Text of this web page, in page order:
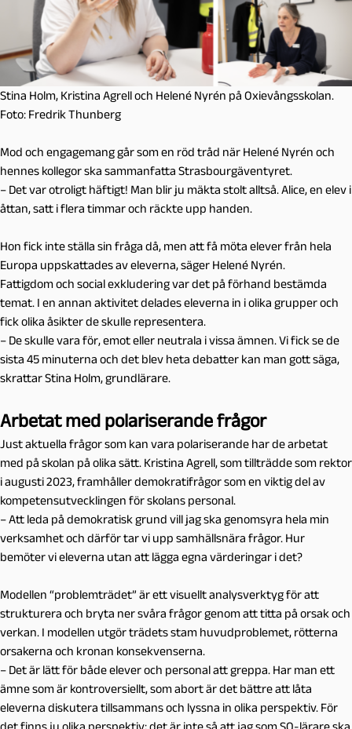
Stina Holm, Kristina Agrell och Helené Nyrén på Oxievångsskolan.
Foto: Fredrik Thunberg
Mod och engagemang går som en röd tråd när Helené Nyrén och
hennes kollegor ska sammanfatta Strasbourgäventyret.
– Det var otroligt häftigt! Man blir ju mäkta stolt alltså. Alice, en elev i
åttan, satt i flera timmar och räckte upp handen.
Hon fick inte ställa sin fråga då, men att få möta elever från hela
Europa uppskattades av eleverna, säger Helené Nyrén.
Fattigdom och social exkludering var det på förhand bestämda
temat. I en annan aktivitet delades eleverna in i olika grupper och
fick olika åsikter de skulle representera.
– De skulle vara för, emot eller neutrala i vissa ämnen. Vi fick se de
sista 45 minuterna och det blev heta debatter kan man gott säga,
skrattar Stina Holm, grundlärare.
Arbetat med polariserande frågor
Just aktuella frågor som kan vara polariserande har de arbetat
med på skolan på olika sätt. Kristina Agrell, som tillträdde som rektor
i augusti 2023, framhåller demokratifrågor som en viktig del av
kompetensutvecklingen för skolans personal.
– Att leda på demokratisk grund vill jag ska genomsyra hela min
verksamhet och därför tar vi upp samhällsnära frågor. Hur
bemöter vi eleverna utan att lägga egna värderingar i det?
Modellen “problemträdet” är ett visuellt analysverktyg för att
strukturera och bryta ner svåra frågor genom att titta på orsak och
verkan. I modellen utgör trädets stam huvudproblemet, rötterna
orsakerna och kronan konsekvenserna.
– Det är lätt för både elever och personal att greppa. Har man ett
ämne som är kontroversiellt, som abort är det bättre att låta
eleverna diskutera tillsammans och lyssna in olika perspektiv. För
det finns ju olika perspektiv; det är inte så att jag som SO-lärare ska